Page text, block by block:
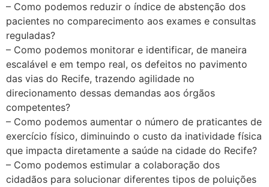
– Como podemos reduzir o índice de abstenção dos
pacientes no comparecimento aos exames e consultas
reguladas?
– Como podemos monitorar e identificar, de maneira
escalável e em tempo real, os defeitos no pavimento
das vias do Recife, trazendo agilidade no
direcionamento dessas demandas aos órgãos
competentes?
– Como podemos aumentar o número de praticantes de
exercício físico, diminuindo o custo da inatividade física
que impacta diretamente a saúde na cidade do Recife?
– Como podemos estimular a colaboração dos
cidadãos para solucionar diferentes tipos de poluições